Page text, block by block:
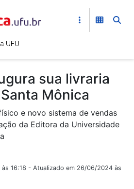
UFU
sua livraria
Mônica
e novo sistema de vendas
da Editora da Universidade
16:18 - Atualizado em 26/06/2024 às